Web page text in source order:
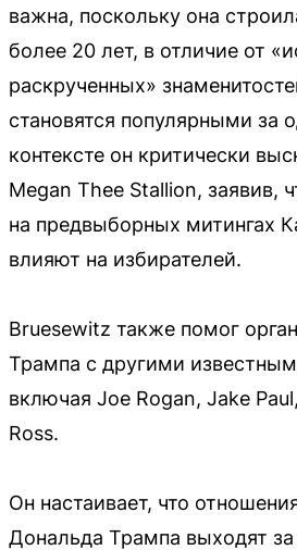
важна, поскольку она
более 20 лет, в отличие от
раскрученных»
становятся популярными за
контексте он критически
Megan Thee Stallion, заявив,
на предвыборных митингах
влияют на избирателей.
Bruesewitz также помог
Трампа с другими
включая Joe Rogan, Jake
Ross.
Он настаивает, что
Дональда Трампа выходят